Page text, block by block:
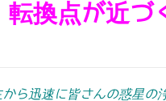
転換点が近づ
ら迅速に皆さんの惑星の